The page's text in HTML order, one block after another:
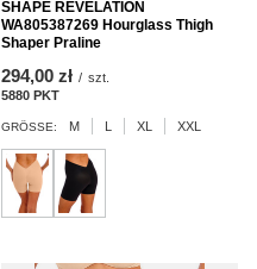
SHAPE REVELATION
WA805387269 Hourglass Thigh
Shaper Praline
294,00 zł / szt.
5880 PKT
GRÖSSE: M L XL XXL